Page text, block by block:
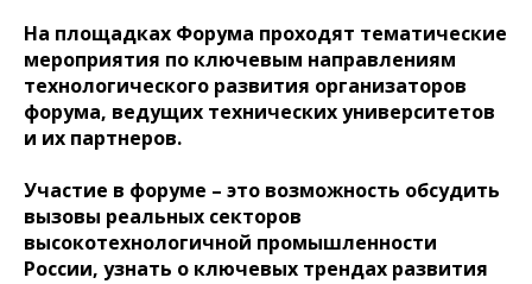
На площадках Форума проходят тематические
мероприятия по ключевым направлениям
технологического развития организаторов
форума, ведущих технических университетов
и их партнеров.
Участие в форуме – это возможность обсудить
вызовы реальных секторов
высокотехнологичной промышленности
России, узнать о ключевых трендах развития